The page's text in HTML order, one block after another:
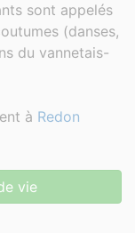
sont appelés
(danses,
du vannetais-
à Redon
vie